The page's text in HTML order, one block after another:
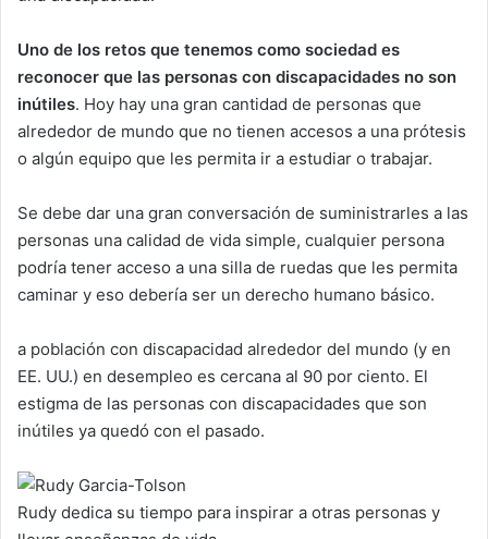
Uno de los retos que tenemos como sociedad es
reconocer que las personas con discapacidades no son
inútiles. Hoy hay una gran cantidad de personas que
alrededor de mundo que no tienen accesos a una prótesis
o algún equipo que les permita ir a estudiar o trabajar.
Se debe dar una gran conversación de suministrarles a las
personas una calidad de vida simple, cualquier persona
podría tener acceso a una silla de ruedas que les permita
caminar y eso debería ser un derecho humano básico.
a población con discapacidad alrededor del mundo (y en
EE. UU.) en desempleo es cercana al 90 por ciento. El
estigma de las personas con discapacidades que son
inútiles ya quedó con el pasado.
Rudy dedica su tiempo para inspirar a otras personas y